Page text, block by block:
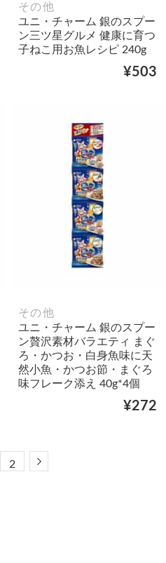
その他
ユニ・チャーム 銀のスプー
ン三ツ星グルメ 健康に育つ
子ねこ用お魚レシピ 240g
¥503
その他
ユニ・チャーム 銀のスプー
ン贅沢素材バラエティ まぐ
ろ・かつお・白身魚味に天
然小魚・かつお節・まぐろ
味フレーク添え 40g*4個
¥272
2 Next